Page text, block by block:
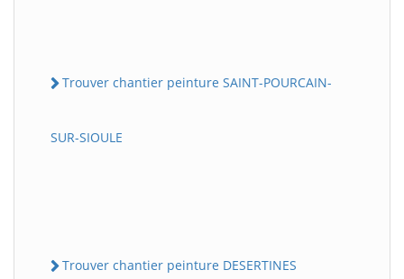
Trouver chantier peinture SAINT-POURCAIN-
SUR-SIOULE
Trouver chantier peinture DESERTINES